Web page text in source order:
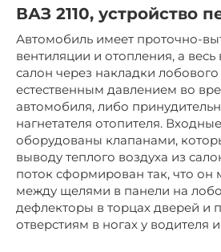
ВАЗ 2110, устройство
Автомобиль имеет проточно-
вентиляции и отопления, а весь
салон через накладки
естественным давлением во
автомобиля, либо
нагнетателя отопителя.
оборудованы клапанами,
выводу теплого воздуха из
поток сформирован так, что он
между щелями в панели на
дефлекторы в торцах дверей и
отверстиям в ногах у водителя